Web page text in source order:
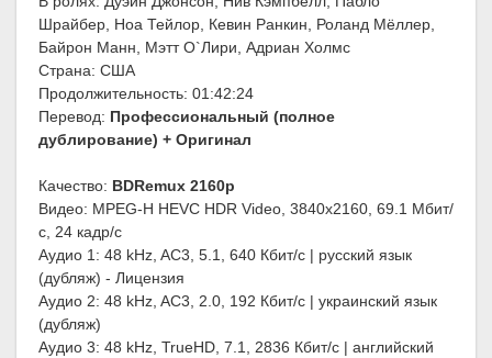
Шрайбер, Ноа Тейлор, Кевин Ранкин, Роланд Мёллер,
Байрон Манн, Мэтт О`Лири, Адриан Холмс
Страна: США
Продолжительность: 01:42:24
Перевод: Профессиональный (полное
дублирование) + Оригинал
Качество: BDRemux 2160p
Видео: MPEG-H HEVC HDR Video, 3840x2160, 69.1 Мбит/
с, 24 кадр/с
Аудио 1: 48 kHz, AC3, 5.1, 640 Кбит/с | русский язык
(дубляж) - Лицензия
Аудио 2: 48 kHz, AC3, 2.0, 192 Кбит/с | украинский язык
(дубляж)
Аудио 3: 48 kHz, TrueHD, 7.1, 2836 Кбит/с | английский